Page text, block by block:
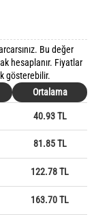
Bu değer
hesaplanır. Fiyatlar
gösterebilir.
Ortalama
40.93 TL
81.85 TL
122.78 TL
163.70 TL